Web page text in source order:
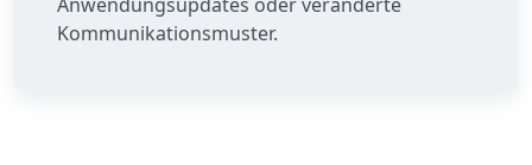
Kommunikationsmuster.